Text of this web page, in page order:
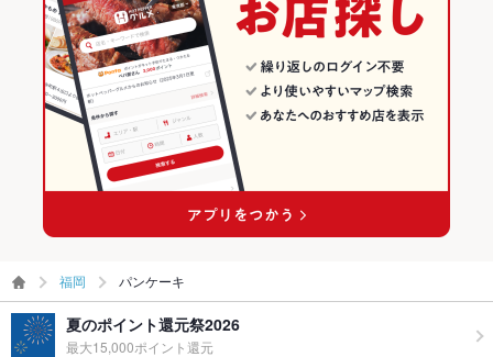
福岡 パンケーキ
夏のポイント還元祭2026
最大15,000ポイント還元